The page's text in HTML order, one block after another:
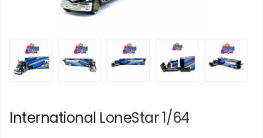
International LoneStar 1/64